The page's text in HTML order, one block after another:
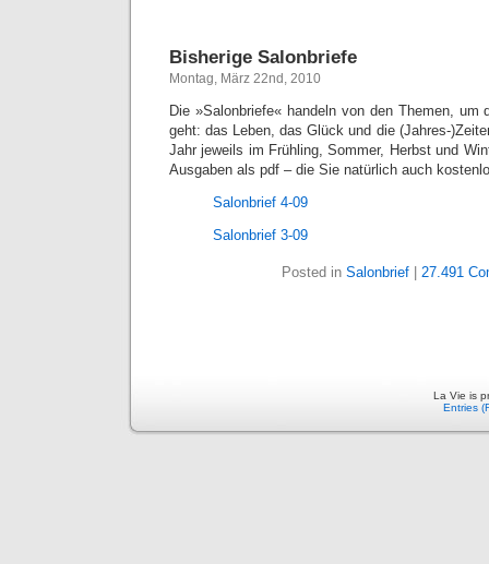
Bisherige Salonbriefe
Montag, März 22nd, 2010
Die »Salonbriefe« handeln von den Themen,
geht: das Leben, das Glück und die (Jahres-
Jahr jeweils im Frühling, Sommer, Herbst und
Ausgaben als pdf – die Sie natürlich auch
Salonbrief 4-09
Salonbrief 3-09
Posted in Salonbrief| 27.491
La Vie is
Entries